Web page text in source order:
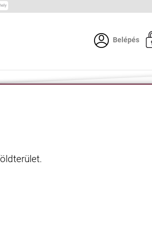
Belépés
vett földterület.